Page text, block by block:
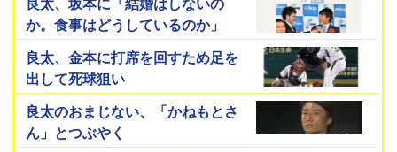
か。食事はどうしているのか」
良太、金本に打席を回すため足を
出して死球狙い
良太のおまじない、「かねもとさ
ん」とつぶやく